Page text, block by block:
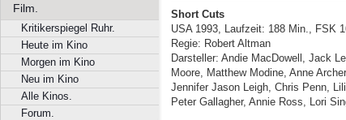
Film.
Kritikerspiegel Ruhr.
Heute im Kino
Morgen im Kino
Neu im Kino
Alle Kinos.
Forum.
Short Cuts
USA 1993, Laufzeit: 188 Min., FSK
Regie: Robert Altman
Darsteller: Andie MacDowell, Jack
Moore, Matthew Modine, Anne
Jennifer Jason Leigh, Chris Penn,
Peter Gallagher, Annie Ross, Lori